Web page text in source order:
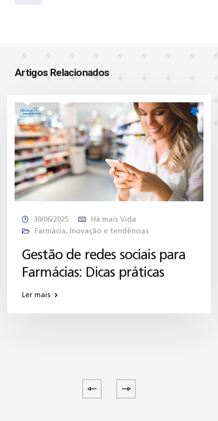
Artigos Relacionados
30/06/2025
Há mais Vida
Farmácia, Inovação e tendências
Gestão de redes sociais para
Farmácias: Dicas práticas
Ler mais